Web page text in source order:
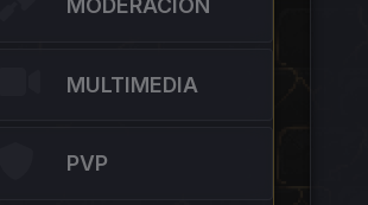
MODERACION
MULTIMEDIA
PVP